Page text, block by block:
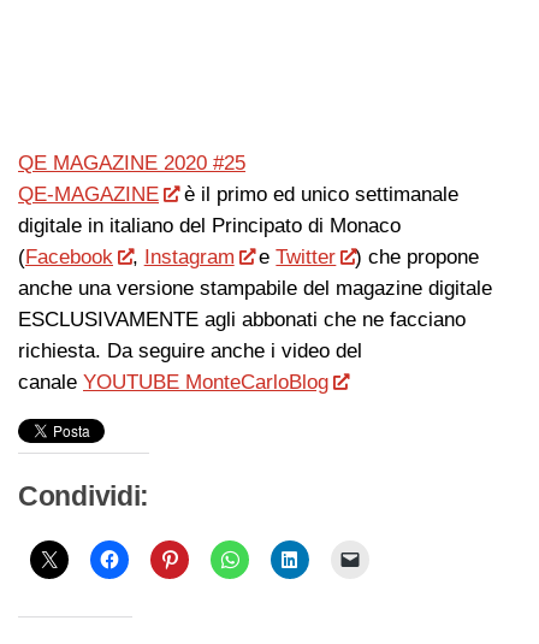
QE MAGAZINE 2020 #25
QE-MAGAZINE
è il primo ed unico settimanale
digitale in italiano del Principato di Monaco
(Facebook , Instagram eTwitter
) che propone
anche una versione stampabile del magazine digitale
ESCLUSIVAMENTE agli abbonati che ne facciano
richiesta. Da seguire anche i video del
canale YOUTUBE MonteCarloBlog
Condividi: